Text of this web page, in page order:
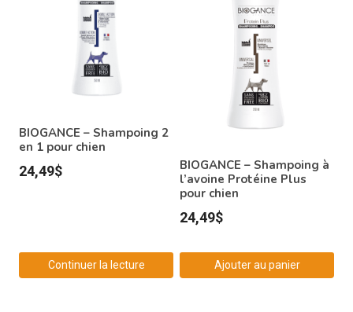
BIOGANCE – Shampoing 2
en 1 pour chien
24,49$
Continuer la lecture
BIOGANCE – Shampoing à
l’avoine Protéine Plus
pour chien
24,49$
Ajouter au panier